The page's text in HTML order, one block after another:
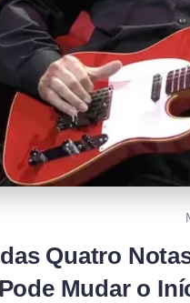
Quatro
Mudar o